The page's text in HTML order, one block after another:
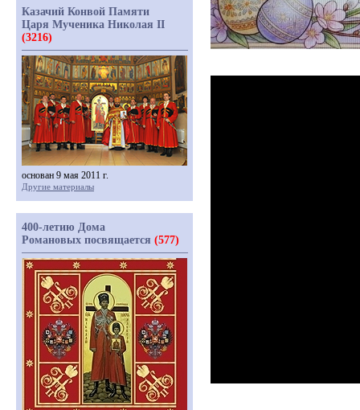
Казачий Конвой Памяти
Царя Мученика Николая II
(3216)
основан 9 мая 2011 г.
Другие материалы
400-летию Дома
Романовых посвящается (577)